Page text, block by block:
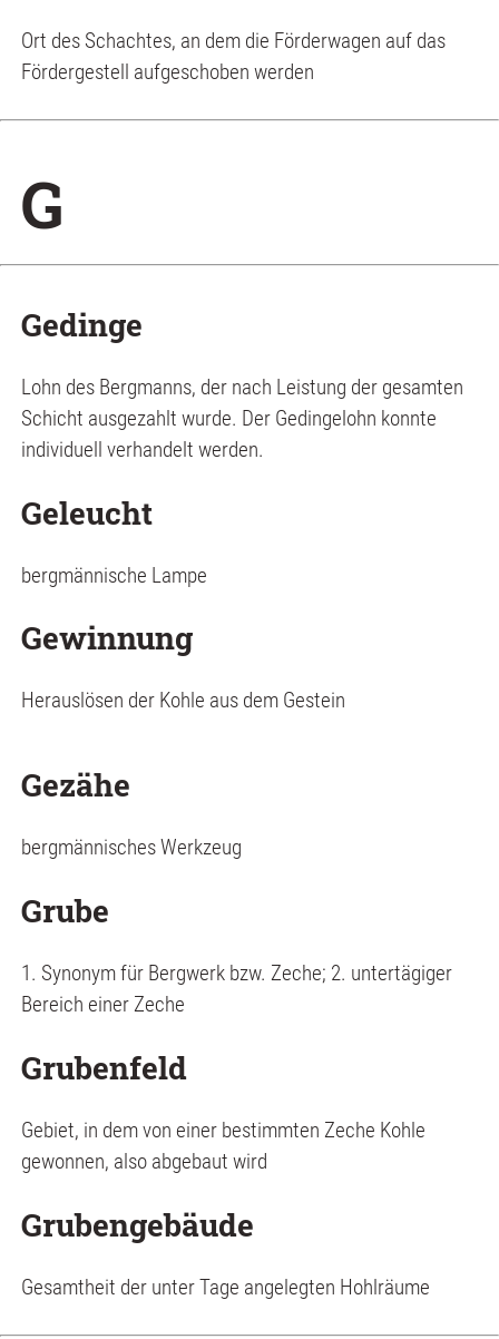
Ort des Schachtes, an dem die Förderwagen auf das
Fördergestell aufgeschoben werden
G
Gedinge
Lohn des Bergmanns, der nach Leistung der gesamten
Schicht ausgezahlt wurde. Der Gedingelohn konnte
individuell verhandelt werden.
Geleucht
bergmännische Lampe
Gewinnung
Herauslösen der Kohle aus dem Gestein
Gezähe
bergmännisches Werkzeug
Grube
1. Synonym für Bergwerk bzw. Zeche; 2. untertägiger
Bereich einer Zeche
Grubenfeld
Gebiet, in dem von einer bestimmten Zeche Kohle
gewonnen, also abgebaut wird
Grubengebäude
Gesamtheit der unter Tage angelegten Hohlräume